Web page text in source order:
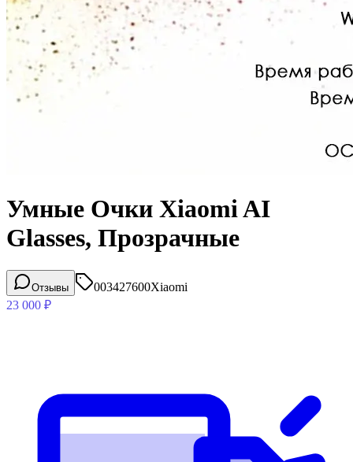
Умные Очки Xiaomi AI
Glasses, Прозрачные
Отзывы 003427600Xiaomi
23 000 ₽